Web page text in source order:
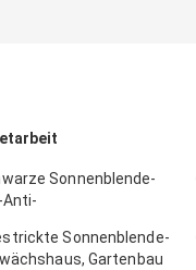
Sonnenblende-
Anti-
Sonnenblende-
Gartenbau